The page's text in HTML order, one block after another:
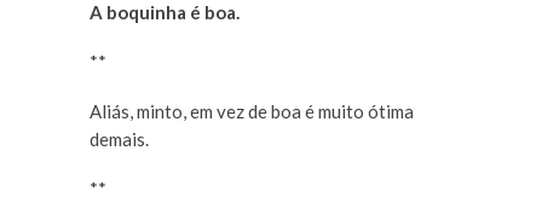
A boquinha é boa.
**
Aliás, minto, em vez de boa é muito ótima
demais.
**